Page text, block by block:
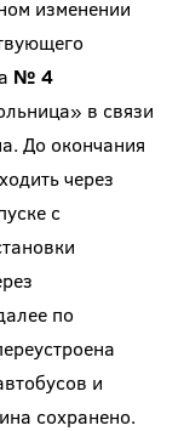
изменении
№ 4
в связи
До окончания
через
с
по
и
сохранено.